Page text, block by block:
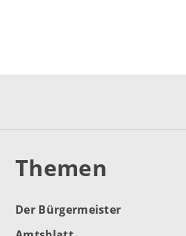
Themen
Der Bürgermeister